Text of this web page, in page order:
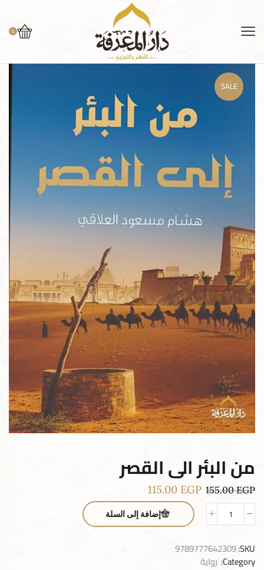
0
SALE
من البئر الى القصر
155.00EGP
115.00 EGP
إضافة إلى السلة
SKU:
9789777642309
Category: رواية